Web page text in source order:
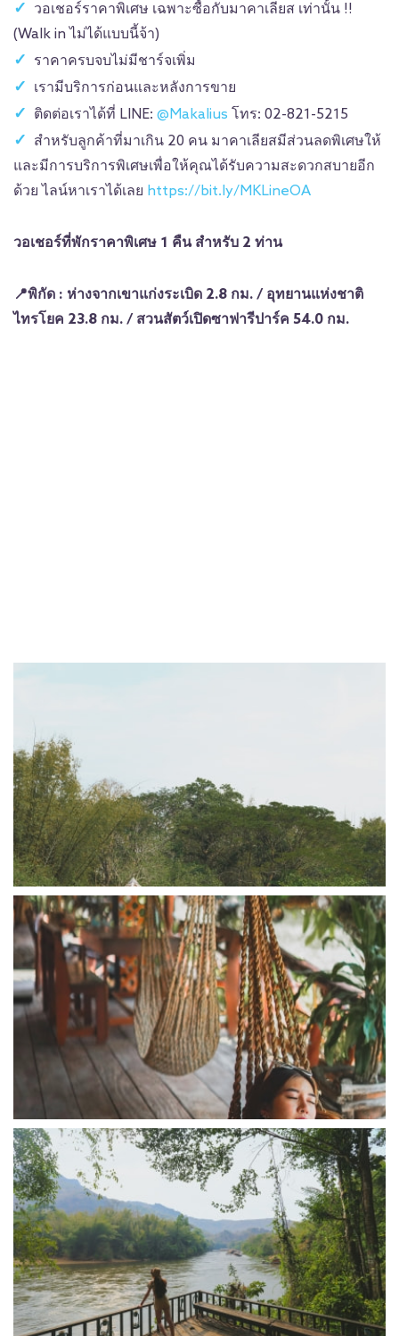
วอเชอร์ราคาพิเศษ เฉพาะซื้อกับมาคาเลียส เท่านั้น !!
(Walk in ไม่ได้แบบนี้จ้า)
ราคาครบจบไม่มีชาร์จเพิ่ม
เรามีบริการก่อนและหลังการขาย
ติดต่อเราได้ที่ LINE: @Makalius โทร: 02-821-5215
สำหรับลูกค้าที่มาเกิน 20 คน มาคาเลียสมีส่วนลดพิเศษให้
และมีการบริการพิเศษเพื่อให้คุณได้รับความสะดวกสบายอีก
ด้วย ไลน์หาเราได้เลย https://bit.ly/MKLineOA
วอเชอร์ที่พักราคาพิเศษ 1 คืน สำหรับ 2 ท่าน
📍พิกัด : ห่างจากเขาแก่งระเบิด 2.8 กม. / อุทยานแห่งชาติ
ไทรโยค 23.8 กม. / สวนสัตว์เปิดซาฟารีปาร์ค 54.0 กม.